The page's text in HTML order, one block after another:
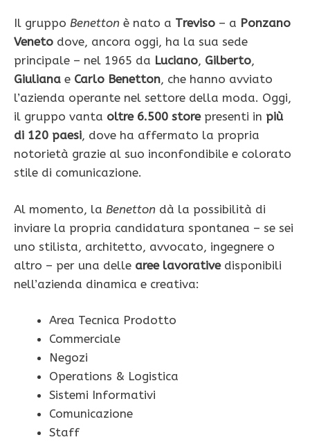
Il gruppo Benetton è nato a Treviso – a Ponzano
Veneto dove, ancora oggi, ha la sua sede
principale – nel 1965 da Luciano, Gilberto,
Giuliana e Carlo Benetton, che hanno avviato
l’azienda operante nel settore della moda. Oggi,
il gruppo vanta oltre 6.500 storepresenti in più
di 120 paesi, dove ha affermato la propria
notorietà grazie al suo inconfondibile e colorato
stile di comunicazione.
Al momento, la Benetton dà la possibilità di
inviare la propria candidatura spontanea – se sei
uno stilista, architetto, avvocato, ingegnere o
altro – per una delle aree lavorativedisponibili
nell’azienda dinamica e creativa:
Area Tecnica Prodotto
Commerciale
Negozi
Operations & Logistica
Sistemi Informativi
Comunicazione
Staff